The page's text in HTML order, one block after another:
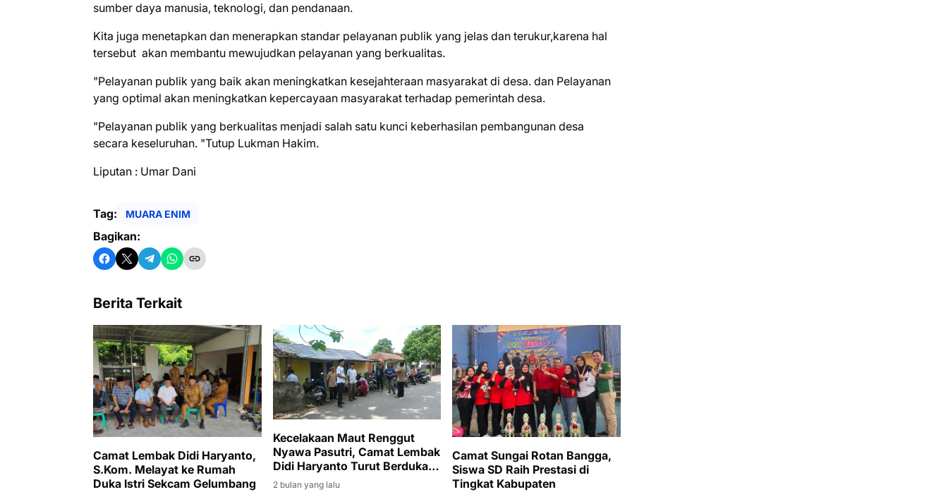
sumber daya manusia, teknologi, dan pendanaan.
Kita juga menetapkan dan menerapkan standar pelayanan publik yang jelas dan terukur,karena hal
tersebut akan membantu mewujudkan pelayanan yang berkualitas.
"Pelayanan publik yang baik akan meningkatkan kesejahteraan masyarakat di desa. dan Pelayanan
yang optimal akan meningkatkan kepercayaan masyarakat terhadap pemerintah desa.
"Pelayanan publik yang berkualitas menjadi salah satu kunci keberhasilan pembangunan desa
secara keseluruhan. "Tutup Lukman Hakim.
Liputan : Umar Dani
Tag: MUARA ENIM
Bagikan:
Berita Terkait
Camat Lembak Didi Haryanto,
S.Kom. Melayat ke Rumah
Duka Istri Sekcam Gelumbang
Kecelakaan Maut Renggut
Nyawa Pasutri, Camat Lembak
Didi Haryanto Turut Berduka
dan Melayat
2 bulan yang lalu
Camat Sungai Rotan Bangga,
Siswa SD Raih Prestasi di
Tingkat Kabupaten